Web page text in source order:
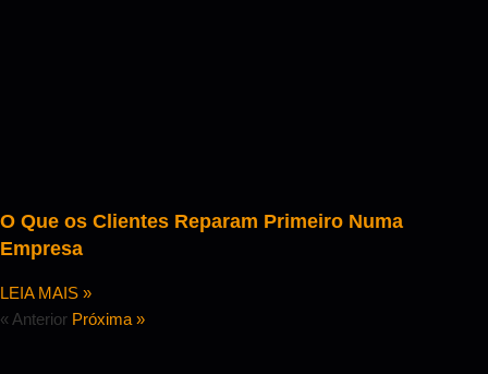
O Que os Clientes Reparam Primeiro Numa
Empresa
LEIA MAIS »
« Anterior Próxima »